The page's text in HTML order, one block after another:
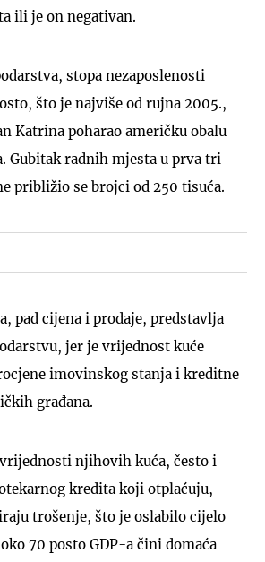
ili je on negativan.
stopa nezaposlenosti
što je najviše od rujna 2005.,
Katrina poharao američku obalu
Gubitak radnih mjesta u prva tri
približio se brojci od 250 tisuća.
pad cijena i prodaje, predstavlja
jer je vrijednost kuće
imovinskog stanja i kreditne
građana.
njihovih kuća, često i
kredita koji otplaćuju,
trošenje, što je oslabilo cijelo
70 posto GDP-a čini domaća